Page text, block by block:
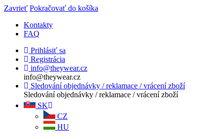
Zavrieť Pokračovať do košíka
Kontakty
FAQ
Prihlásiť sa
Registrácia
info@theywear.cz
info@theywear.cz
Sledování objednávky / reklamace / vrácení zboží
Sledování objednávky / reklamace / vrácení zboží
SK
CZ
HU